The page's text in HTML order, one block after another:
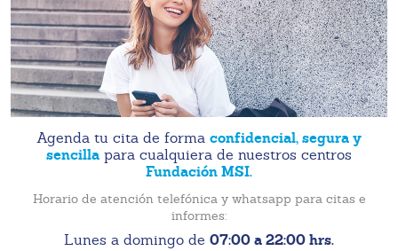
Agenda tu cita de forma confidencial, segura y
sencilla para cualquiera de nuestros centros
Fundación MSI.
Horario de atención telefónica y whatsapp para citas e
informes:
Lunes a domingo de 07:00 a 22:00 hrs.